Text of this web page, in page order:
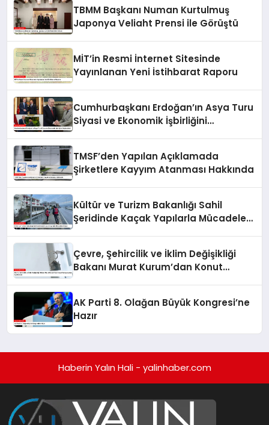
TBMM Başkanı Numan Kurtulmuş
Japonya Veliaht Prensi ile Görüştü
MİT’in Resmi İnternet Sitesinde
Yayınlanan Yeni İstihbarat Raporu
Cumhurbaşkanı Erdoğan’ın Asya Turu
Siyasi ve Ekonomik İşbirliğini
TMSF’den Yapılan Açıklamada
Şirketlere Kayyım Atanması Hakkında
Kültür ve Turizm Bakanlığı Sahil
Şeridinde Kaçak Yapılarla Mücadele
Çevre, Şehircilik ve İklim Değişikliği
Bakanı Murat Kurum’dan Konut
AK Parti 8. Olağan Büyük Kongresi’ne
Hazır
Haberin Yalın Hali - yalinhaber.com